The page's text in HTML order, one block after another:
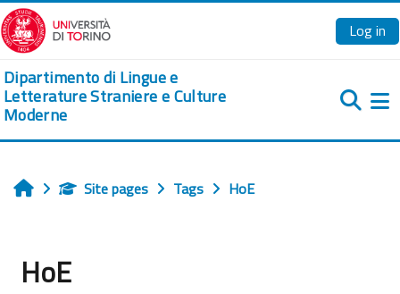
Skip to main content
Log in
Dipartimento di Lingue e
Letterature Straniere e Culture
Moderne
HomeSite pages Tags HoE
HoE